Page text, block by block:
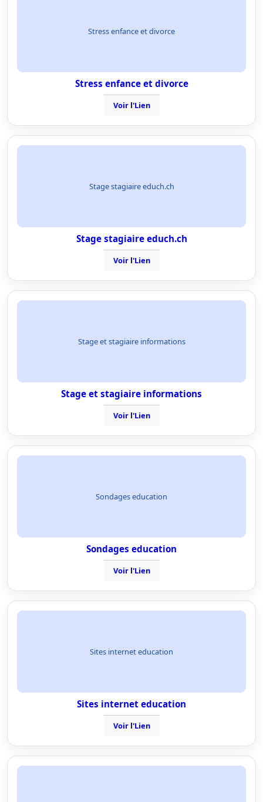
Stress enfance et divorce
Stress enfance et divorce
Voir l'Lien
Stage stagiaire educh.ch
Stage stagiaire educh.ch
Voir l'Lien
Stage et stagiaire informations
Stage et stagiaire informations
Voir l'Lien
Sondages education
Sondages education
Voir l'Lien
Sites internet education
Sites internet education
Voir l'Lien